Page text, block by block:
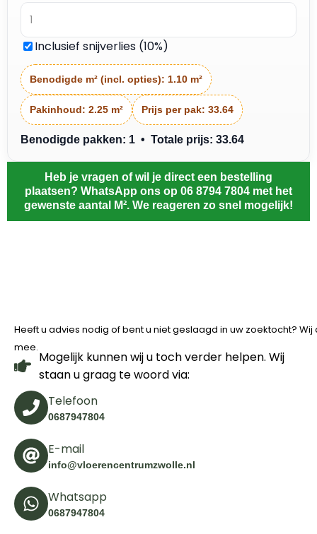
Inclusief snijverlies (10%)
Benodigde m² (incl. opties): 1.10 m²
Pakinhoud: 2.25 m² Prijs per pak: 33.64
Benodigde pakken: 1 • Totale prijs: 33.64
Heb je vragen of wil je direct een bestelling
plaatsen? WhatsApp ons op 06 8794 7804 met het
gewenste aantal M². We reageren zo snel mogelijk!
Heeft u advies nodig of bent u niet geslaagd in uw zoektocht?
mee.
Mogelijk kunnen wij u toch verder helpen. Wij
staan u graag te woord via:
Telefoon
0687947804
E-mail
info@vloerencentrumzwolle.nl
Whatsapp
0687947804